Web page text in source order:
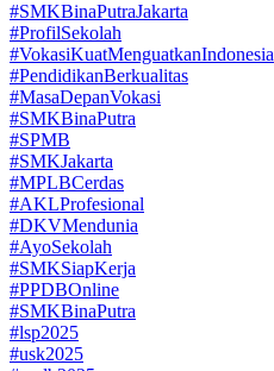
#SMKBinaPutraJakarta
#ProfilSekolah
#VokasiKuatMenguatkanIndonesia
#PendidikanBerkualitas
#MasaDepanVokasi
#SMKBinaPutra
#SPMB
#SMKJakarta
#MPLBCerdas
#AKLProfesional
#DKVMendunia
#AyoSekolah
#SMKSiapKerja
#PPDBOnline
#SMKBinaPutra
#lsp2025
#usk2025